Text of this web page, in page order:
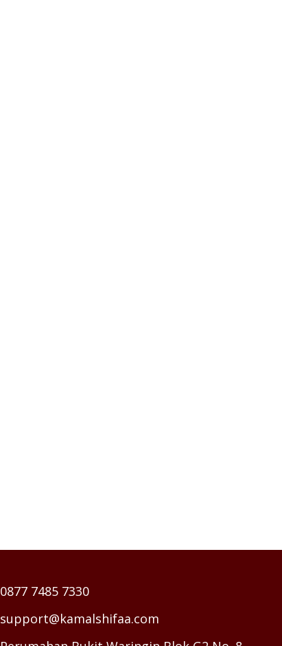
0877 7485 7330
support@kamalshifaa.com